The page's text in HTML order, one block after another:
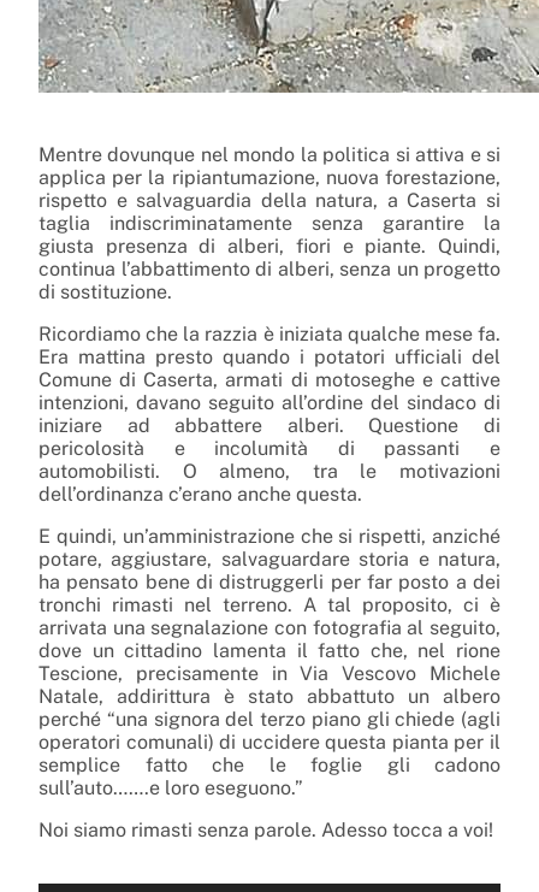
Mentre dovunque nel mondo la politica si attiva e si
applica per la ripiantumazione, nuova forestazione,
rispetto e salvaguardia della natura, a Caserta si
taglia indiscriminatamente senza garantire la
giusta presenza di alberi, fiori e piante. Quindi,
continua l’abbattimento di alberi, senza un progetto
di sostituzione.
Ricordiamo che la razzia è iniziata qualche mese fa.
Era mattina presto quando i potatori ufficiali del
Comune di Caserta, armati di motoseghe e cattive
intenzioni, davano seguito all’ordine del sindaco di
iniziare ad abbattere alberi. Questione di
pericolosità e incolumità di passanti e
automobilisti. O almeno, tra le motivazioni
dell’ordinanza c’erano anche questa.
E quindi, un’amministrazione che si rispetti, anziché
potare, aggiustare, salvaguardare storia e natura,
ha pensato bene di distruggerli per far posto a dei
tronchi rimasti nel terreno. A tal proposito, ci è
arrivata una segnalazione con fotografia al seguito,
dove un cittadino lamenta il fatto che, nel rione
Tescione, precisamente inVia Vescovo Michele
Natale, addirittura è stato abbattuto un albero
perché “una signora del terzo piano gli chiede (agli
operatori comunali) di uccidere questa pianta per il
semplice fatto che le foglie gli cadono
sull’auto…….e loro eseguono.”
Noi siamo rimasti senza parole. Adesso tocca a voi!